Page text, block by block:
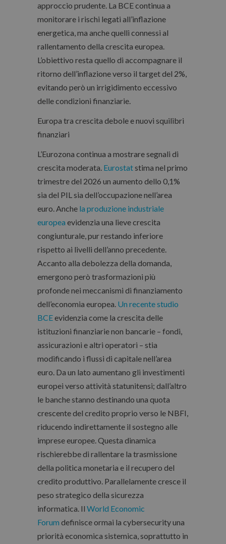
approccio prudente. La BCE continua a
monitorare i rischi legati all’inflazione
energetica, ma anche quelli connessi al
rallentamento della crescita europea.
L’obiettivo resta quello di accompagnare il
ritorno dell’inflazione verso il target del 2%,
evitando però un irrigidimento eccessivo
delle condizioni finanziarie.
Europa tra crescita debole e nuovi squilibri
finanziari
L’Eurozona continua a mostrare segnali di
crescita moderata. Eurostatstima nel primo
trimestre del 2026 un aumento dello 0,1%
sia del PIL sia dell’occupazione nell’area
euro. Anche la produzione industriale
europea evidenzia una lieve crescita
congiunturale, pur restando inferiore
rispetto ai livelli dell’anno precedente.
Accanto alla debolezza della domanda,
emergono però trasformazioni più
profonde nei meccanismi di finanziamento
dell’economia europea. Un recente studio
BCEevidenzia come la crescita delle
istituzioni finanziarie non bancarie – fondi,
assicurazioni e altri operatori – stia
modificando i flussi di capitale nell’area
euro. Da un lato aumentano gli investimenti
europei verso attività statunitensi; dall’altro
le banche stanno destinando una quota
crescente del credito proprio verso le NBFI,
riducendo indirettamente il sostegno alle
imprese europee. Questa dinamica
rischierebbe di rallentare la trasmissione
della politica monetaria e il recupero del
credito produttivo. Parallelamente cresce il
peso strategico della sicurezza
informatica. Il World Economic
Forum definisce ormai la cybersecurity una
priorità economica sistemica,soprattutto in